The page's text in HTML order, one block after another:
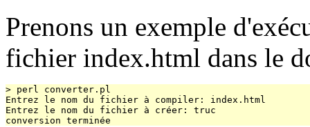
Prenons un exemple
fichier index.html dans le
> perl converter.pl
Entrez le nom du fichier à compiler: index.html
Entrez le nom du fichier à créer: truc